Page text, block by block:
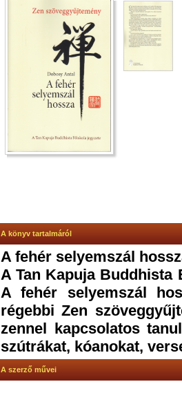
A könyv tartalmáról
A fehér selyemszál
A Tan Kapuja Buddhista
A fehér selyemszál
régebbi Zen
zennel kapcsolatos
szútrákat, kóanokat,
A szerző művei